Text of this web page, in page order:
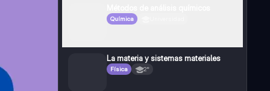
Química
La materia y sistemas materiales
Física 2°